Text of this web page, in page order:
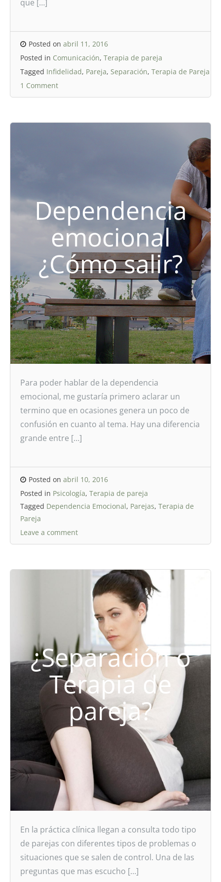
que […]
Posted on abril 11, 2016
Posted in Comunicación, Terapia de pareja
Tagged Infidelidad, Pareja, Separación, Terapia de Pareja
1 Comment
Dependencia
emocional
¿Cómo salir?
Para poder hablar de la dependencia
emocional, me gustaría primero aclarar un
termino que en ocasiones genera un poco de
confusión en cuanto al tema. Hay una diferencia
grande entre […]
Posted on abril 10, 2016
Posted in Psicología, Terapia de pareja
Tagged Dependencia Emocional, Parejas, Terapia de
Pareja
Leave a comment
¿Separación o
Terapia de
pareja?
En la práctica clínica llegan a consulta todo tipo
de parejas con diferentes tipos de problemas o
situaciones que se salen de control. Una de las
preguntas que mas escucho […]